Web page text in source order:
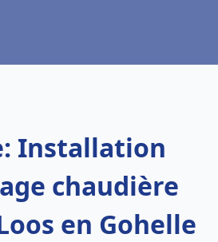
Installation
chaudière
en Gohelle